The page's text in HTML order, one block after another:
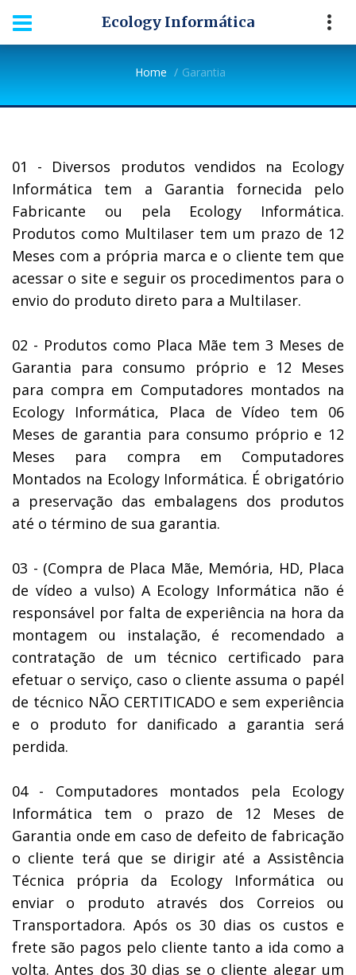
Ecology Informática
Home Garantia
01 - Diversos produtos vendidos na Ecology
Informática tem a Garantia fornecida pelo
Fabricante ou pela Ecology Informática.
Produtos como Multilaser tem um prazo de 12
Meses com a própria marca e o cliente tem que
acessar o site e seguir os procedimentos para o
envio do produto direto para a Multilaser.
02 - Produtos como Placa Mãe tem 3 Meses de
Garantia para consumo próprio e 12 Meses
para compra em Computadores montados na
Ecology Informática, Placa de Vídeo tem 06
Meses de garantia para consumo próprio e 12
Meses para compra em Computadores
Montados na Ecology Informática. É obrigatório
a preservação das embalagens dos produtos
até o término de sua garantia.
03 - (Compra de Placa Mãe, Memória, HD, Placa
de vídeo a vulso) A Ecology Informática não é
responsável por falta de experiência na hora da
montagem ou instalação, é recomendado a
contratação de um técnico certificado para
efetuar o serviço, caso o cliente assuma o papél
de técnico NÃO CERTITICADO e sem experiência
e o produto for danificado a garantia será
perdida.
04 - Computadores montados pela Ecology
Informática tem o prazo de 12 Meses de
Garantia onde em caso de defeito de fabricação
o cliente terá que se dirigir até a Assistência
Técnica própria da Ecology Informática ou
enviar o produto através dos Correios ou
Transportadora. Após os 30 dias os custos e
frete são pagos pelo cliente tanto a ida como a
volta. Antes dos 30 dias se o cliente alegar um